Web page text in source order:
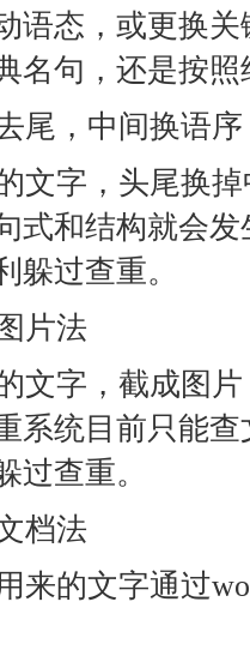
语态，或更换
名句，还是按
尾，中间换语序
文字，头尾换
式和结构就会
躲过查重。
片法
文字，截成图
系统目前只能
过查重。
档法
来的文字通过